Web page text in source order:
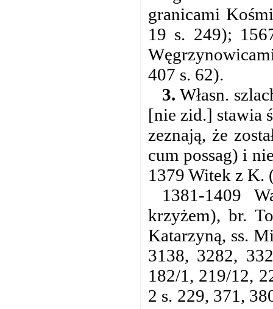
granicami
19 s. 249);
407 s. 62).
3. Własn.
[nie zid.] stawia
zeznają, że
cum possag) i
1379 Witek z K.
1381-1409
krzyżem), br.
Katarzyną, ss.
3138, 3282,
182/1, 219/12,
2 s. 229, 371,